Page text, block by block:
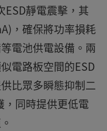
靜電震擊，其
，確保將功率損耗
電池供電設備。兩
電路板空間的ESD
比眾多瞬態抑制二
，同時提供更低電